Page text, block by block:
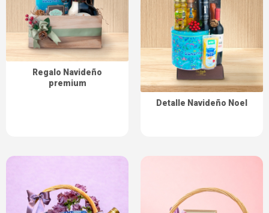
Regalo Navideño
premium
Detalle Navideño Noel